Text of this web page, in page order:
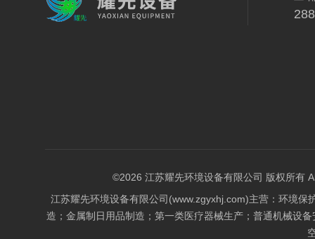
©2026 江苏耀先环境设备有限公司 版权所有
江苏耀先环境设备有限公司(www.zgyxhj.com)主营：环境
造；金属制日用品制造；第一类医疗器械生产；普通机械设